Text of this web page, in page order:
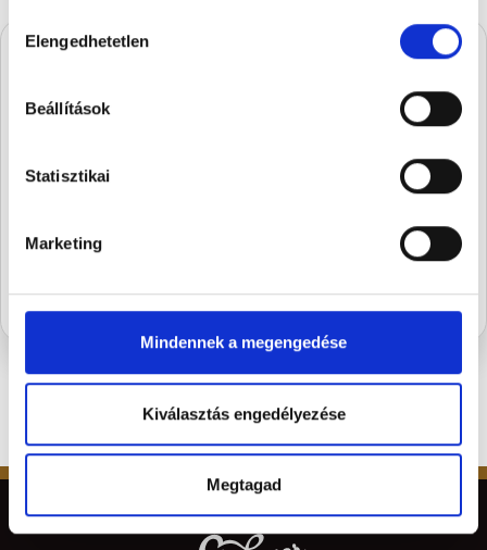
kiválasztása
Elengedhetetlen
Beállítások
Statisztikai
Marketing
Mindennek a megengedése
Kiválasztás engedélyezése
Megtagad
A Stühmernél mindig
készül valami.
szezon legédesebb újdonságairól.